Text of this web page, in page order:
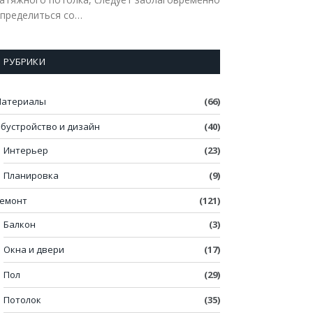
со…
РУБРИКИ
(66)
и дизайн
(40)
Интерьер
(23)
Планировка
(9)
(121)
Балкон
(3)
Окна и двери
(17)
Пол
(29)
Потолок
(35)